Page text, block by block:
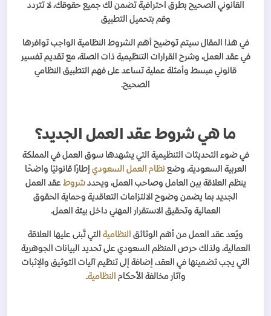
القانوني الصحيح بطرق احترافية تضمن لك جميع حقوقك، لا تتردد
وقم بتحميل التطبيق
في هذا المقال سيتم توضيح أهم الشروط النظامية الواجب توافرها
في عقد العمل، وشرح القرارات التنظيمية ذات الصلة، مع تقديم تفسير
قانوني مبسط وأمثلة عملية تساعد على فهم التطبيق النظامي
الصحيح.
ما هي شروط عقد العمل الجديد؟
في ضوء التحديثات التنظيمية التي يشهدها سوق العمل في المملكة
العربية السعودية، وضع نظام العمل السعودي إطارًا قانونيًا واضحًا
ينظم العلاقة بين العامل وصاحب العمل، ويحددشروطعقد العمل
الجديد بما يضمن وضوح الالتزامات التعاقدية وحماية الحقوق
العمالية وتحقيق الاستقرار المهني داخل بيئة العمل.
ويُعد عقد العمل من أهم الوثائق النظامية التي تُبنى عليها العلاقة
العمالية، ولذلك حرص المنظم السعودي على تحديد البيانات الجوهرية
التي يجب تضمينها في العقد، إضافة إلى تنظيم آليات التوثيق والإثبات
وآثار مخالفة الأحكام النظامية.